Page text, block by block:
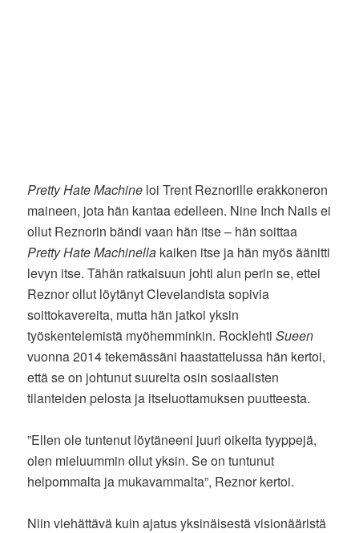
Pretty Hate Machine loi Trent Reznorille erakkoneron
maineen, jota hän kantaa edelleen. Nine Inch Nails ei
ollut Reznorin bändi vaan hän itse – hän soittaa
Pretty Hate Machinella kaiken itse ja hän myös äänitti
levyn itse. Tähän ratkaisuun johti alun perin se, ettei
Reznor ollut löytänyt Clevelandista sopivia
soittokavereita, mutta hän jatkoi yksin
työskentelemistä myöhemminkin. RocklehtiSueen
vuonna 2014 tekemässäni haastattelussa hän kertoi,
että se on johtunut suurelta osin sosiaalisten
tilanteiden pelosta ja itseluottamuksen puutteesta.
”Ellen ole tuntenut löytäneeni juuri oikeita tyyppejä,
olen mieluummin ollut yksin. Se on tuntunut
helpommalta ja mukavammalta”, Reznor kertoi.
Niin viehättävä kuin ajatus yksinäisestä visionääristä